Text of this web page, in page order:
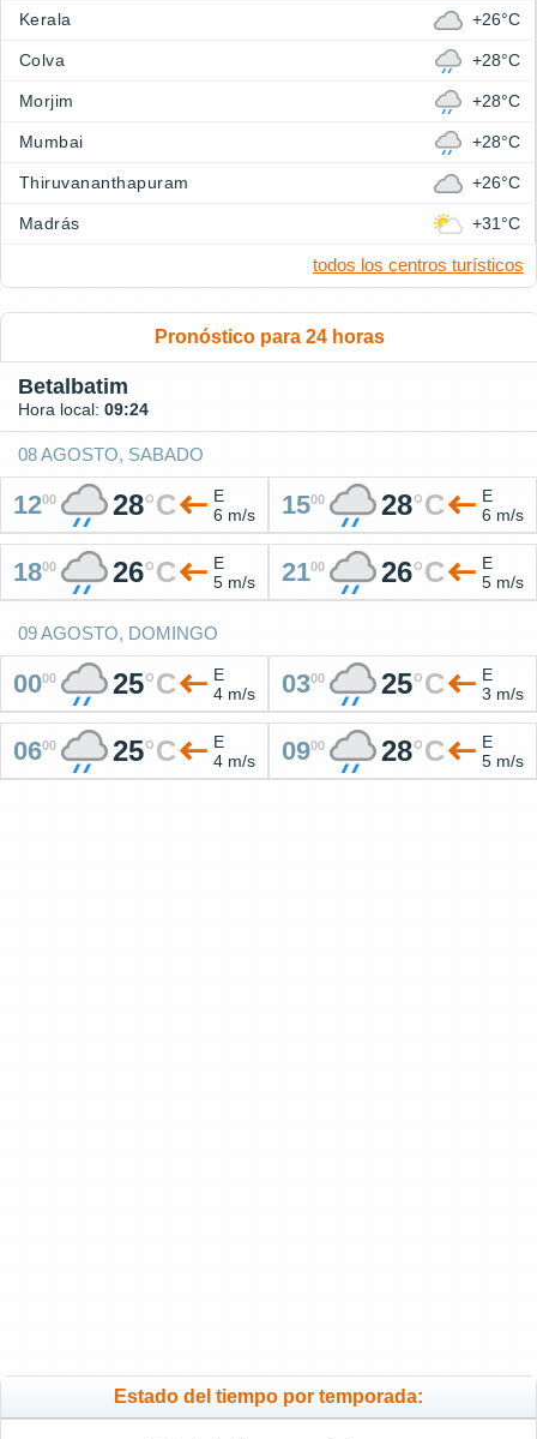
Kerala +26°C
Colva +28°C
Morjim +28°C
Mumbai +28°C
Thiruvananthapuram +26°C
Madrás +31°C
todos los centros turísticos
Pronóstico para 24 horas
Betalbatim
Hora local: 09:24
08 AGOSTO, SABADO
1200 28°C
E
6 m/s
1500 28°C
E
6 m/s
1800 26°C
E
5 m/s
2100 26°C
E
5 m/s
09 AGOSTO, DOMINGO
0000 25°C
E
4 m/s
0300 25°C
E
3 m/s
0600 25°C
E
4 m/s
0900 28°C
E
5 m/s
Estado del tiempo por temporada: